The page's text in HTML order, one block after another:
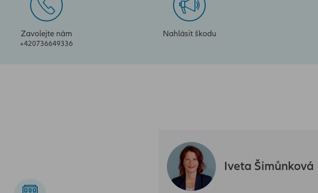
Zavolejte nám
+420736649336
Nahlásit škodu
Iveta Šimůnková